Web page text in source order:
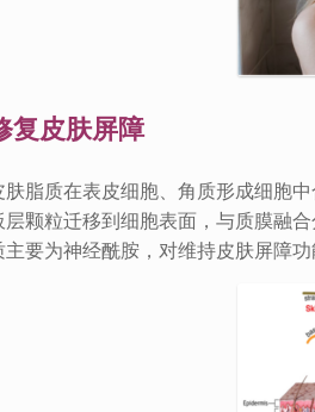
复皮肤屏障
肤脂质在表皮细胞、角质形成细胞
层颗粒迁移到细胞表面，与质膜融
主要为神经酰胺，对维持皮肤屏障功